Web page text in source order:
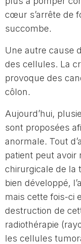
cœur s’arrête de
succombe.
Une autre cause
des cellules. La
provoque des
côlon.
Aujourd’hui,
sont proposées
anormale. Tout
patient peut avoir
chirurgicale de la
bien développé,
mais cette fois-ci
destruction de
radiothérapie
les cellules